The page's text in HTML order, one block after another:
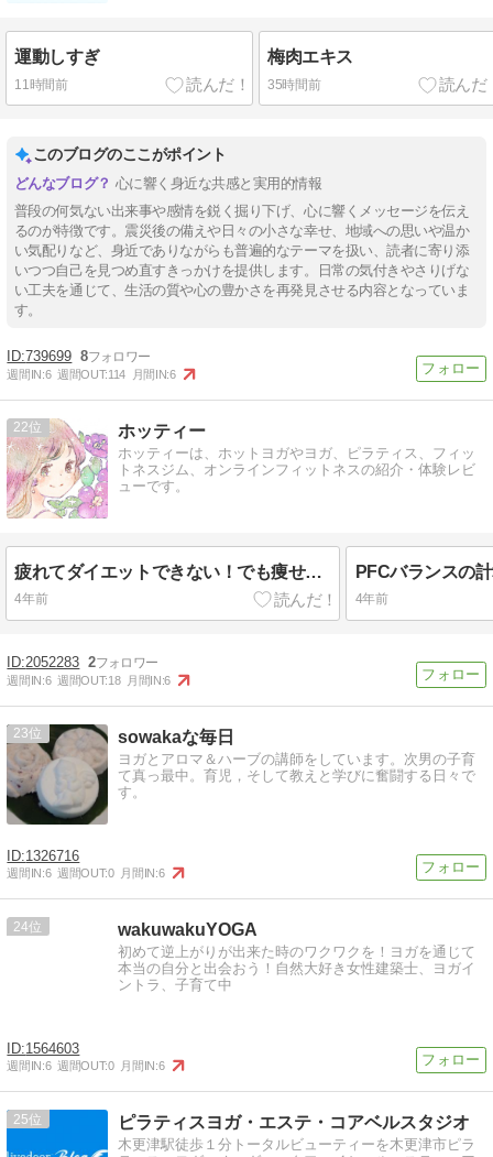
運動しすぎ
11時間前
梅肉エキス
35時間前
このブログのここがポイント
心に響く身近な共感と実用的情報
普段の何気ない出来事や感情を鋭く掘り下げ、心に響くメッセージを伝え
るのが特徴です。震災後の備えや日々の小さな幸せ、地域への思いや温か
い気配りなど、身近でありながらも普遍的なテーマを扱い、読者に寄り添
いつつ自己を見つめ直すきっかけを提供します。日常の気付きやさりげな
い工夫を通じて、生活の質や心の豊かさを再発見させる内容となっていま
す。
739699 8
週間IN:6 週間OUT:114 月間IN:6
22 ホッティー
ホッティーは、ホットヨガやヨガ、ピラティス、フィッ
トネスジム、オンラインフィットネスの紹介・体験レビ
ューです。
疲れてダイエットできない！でも痩せたい！どうすればいい？
4年前 4年前
2052283 2
週間IN:6 週間OUT:18 月間IN:6
23 sowakaな毎日
ヨガとアロマ＆ハーブの講師をしています。次男の子育
て真っ最中。育児，そして教えと学びに奮闘する日々で
す。
1326716
週間IN:6 週間OUT:0 月間IN:6
24 wakuwakuYOGA
初めて逆上がりが出来た時のワクワクを！ヨガを通じて
本当の自分と出会おう！自然大好き女性建築士、ヨガイ
ントラ、子育て中
1564603
週間IN:6 週間OUT:0 月間IN:6
25 ピラティスヨガ・エステ・コアベルスタジオ
木更津駅徒歩１分トータルビューティーを木更津市ピラ